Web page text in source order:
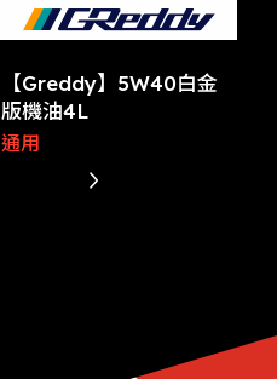
【Greddy】5W40白金
版機油4L
通用